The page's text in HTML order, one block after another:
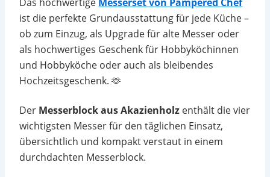
ist die perfekte Grundausstattung für jede Küche –
ob zum Einzug, als Upgrade für alte Messer oder
als hochwertiges Geschenk für Hobbyköchinnen
und Hobbyköche oder auch als bleibendes
Hochzeitsgeschenk.🫶
Der Messerblock aus Akazienholz enthält die vier
wichtigsten Messer für den täglichen Einsatz,
übersichtlich und kompakt verstaut in einem
durchdachten Messerblock.